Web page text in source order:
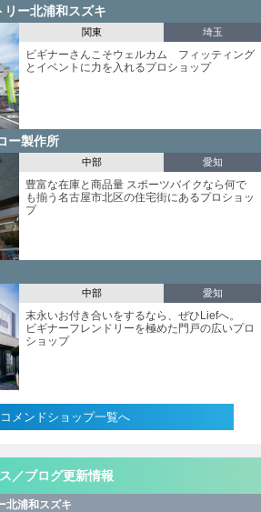
ー北浦和スズキ
関東 埼玉
ビギナーさんこそウェルカム フィッティング
とイベントに力を入れるプロショップ
ー製作所
中部 愛知
豊富な在庫と商品量 スポーツバイクなら何で
も揃う名古屋市北区の住宅街にあるプロショッ
プ
中部 愛知
末永いお付き合いをするなら、ぜひLiefへ。
ビギナーフレンドリーを極めた門戸の広いプロ
ショップ
メンドショップ一覧へ
／ブログ更新情報
北浦和スズキ